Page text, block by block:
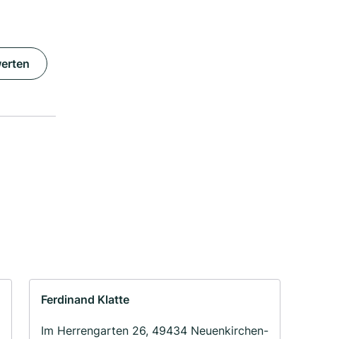
Ferdinand Klatte
Im Herrengarten 26, 49434 Neuenkirchen-